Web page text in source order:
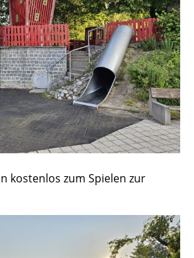
kostenlos zum Spielen zur